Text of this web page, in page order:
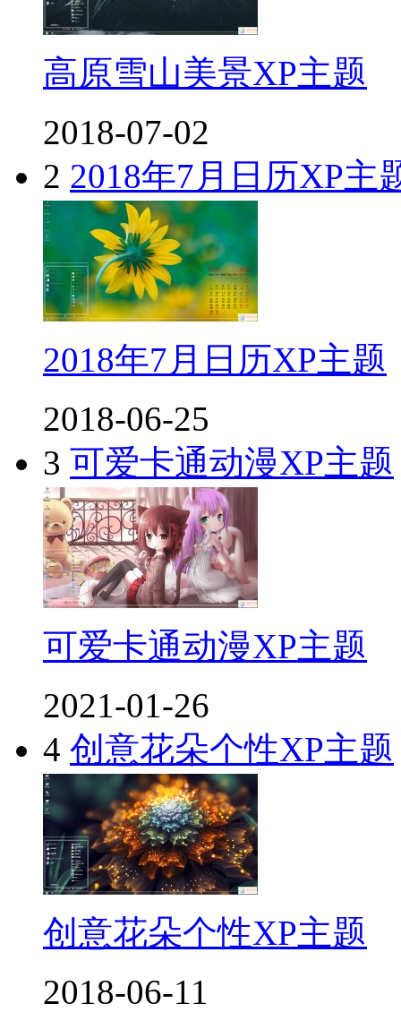
高原雪山美景XP主题
2018-07-02
2 2018年7月日历XP主
2018年7月日历XP主题
2018-06-25
3 可爱卡通动漫XP主题
可爱卡通动漫XP主题
2021-01-26
4 创意花朵个性XP主题
创意花朵个性XP主题
2018-06-11